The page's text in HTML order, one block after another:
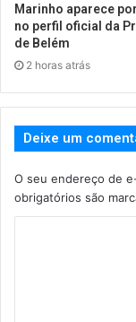
Marinho aparece
no perfil oficial da
de Belém
2 horas atrás
Deixe um
O seu endereço de
obrigatórios são